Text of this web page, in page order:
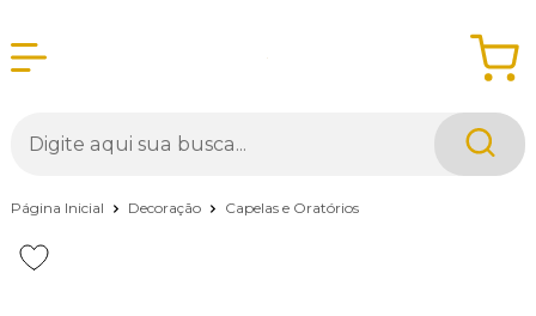
Página Inicial Decoração Capelas e Oratórios